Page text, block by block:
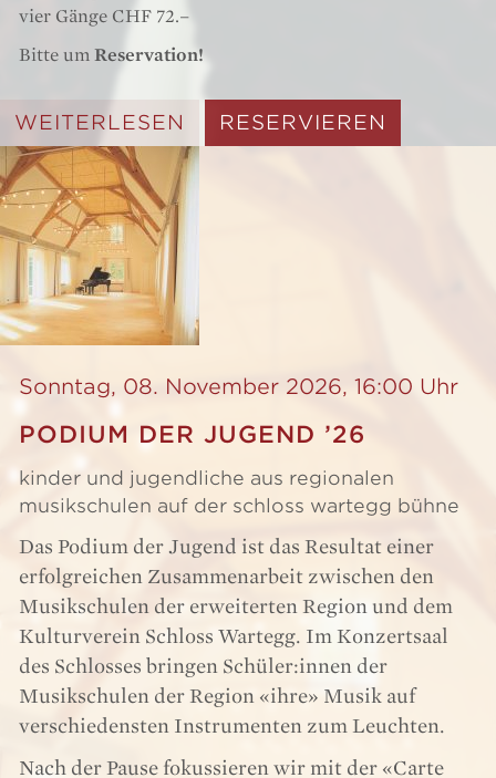
vier Gänge CHF 72.–
Bitte um Reservation!
WEITERLESEN RESERVIEREN
Sonntag, 08. November 2026, 16:00 Uhr
PODIUM DER JUGEND ’26
kinder und jugendliche aus regionalen
musikschulen auf der schloss wartegg bühne
Das Podium der Jugend ist das Resultat einer
erfolgreichen Zusammenarbeit zwischen den
Musikschulen der erweiterten Region und dem
Kulturverein Schloss Wartegg. Im Konzertsaal
des Schlosses bringen Schüler:innen der
Musikschulen der Region «ihre» Musik auf
verschiedensten Instrumenten zum Leuchten.
Nach der Pause fokussieren wir mit der «Carte